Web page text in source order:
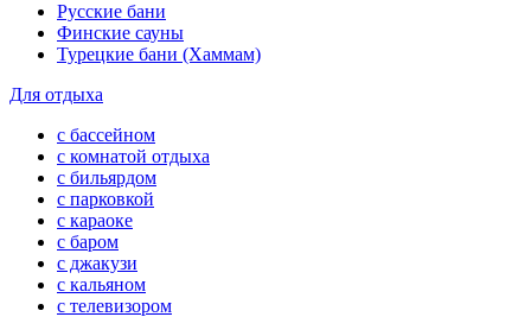
Русские бани
Финские сауны
Турецкие бани (Хаммам)
Для отдыха
с бассейном
с комнатой отдыха
с бильярдом
с парковкой
с караоке
с баром
с джакузи
с кальяном
с телевизором